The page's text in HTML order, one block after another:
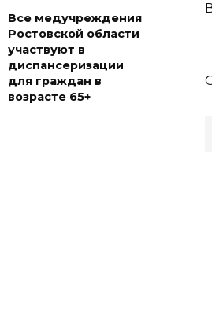
Все медучреждения
Ростовской области
участвуют в
диспансеризации
для граждан в
возрасте 65+